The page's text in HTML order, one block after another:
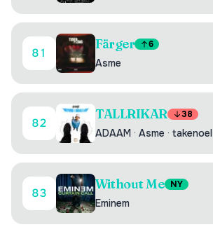
81
Färger 6
Asme
82
TALLRIKAR 38
ADAAM · Asme ·
83
Without Me NY
Eminem